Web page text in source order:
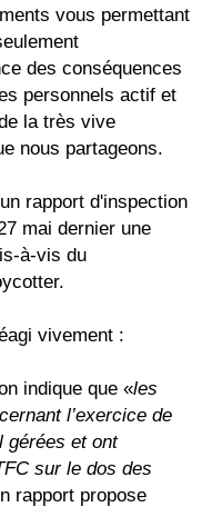
vous permettant
des conséquences
personnels actif et
la très vive
nous partageons.
rapport d'inspection
mai dernier une
à-vis du
vivement :
indique que «les
l’exercice de
gérées et ont
sur le dos des
rapport propose